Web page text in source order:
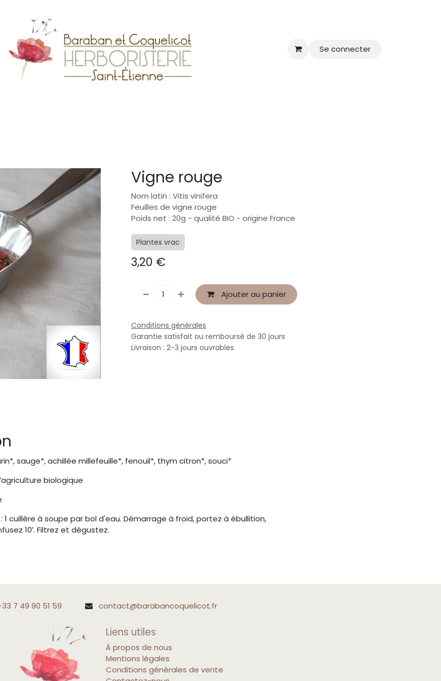
Se connecter
Vigne rouge
Nom latin : Vitis vinifera
Feuilles de vigne rouge
Poids net : 20g - qualité BIO - origine France
Plantes vrac
3,20 €
Ajouter au panier
Conditions générales
Garantie satisfait ou remboursé de 30 jours
Livraison : 2-3 jours ouvrables
sauge*, achillée millefeuille*, fenouil*, thym citron*, souci*
biologique
1 cuillère à soupe par bol d'eau. Démarrage à froid, portez à ébullition,
10′. Filtrez et dégustez.
7 49 90 51 59 contact@barabancoquelicot.fr
Liens utiles
À propos de nous
Mentions légales
Conditions générales de vente